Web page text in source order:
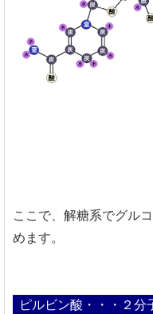
ここで、解糖系でグル
めます。
ピルビン酸・・・２分